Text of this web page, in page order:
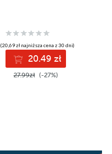
(20,69 zł najniższa cena z 30 dni)
20.49 zł
27.99zł (-27%)